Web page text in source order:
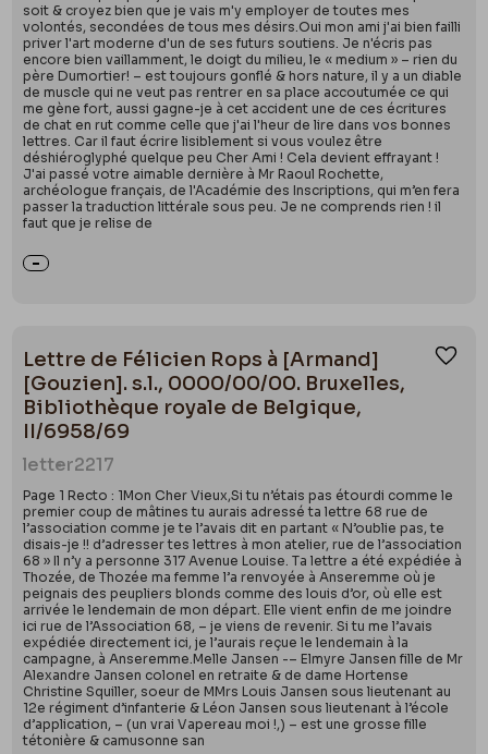
soit & croyez bien que je vais m'y employer de toutes mes
volontés, secondées de tous mes désirs.Oui mon ami j'ai bien failli
priver l'art moderne d'un de ses futurs soutiens. Je n'écris pas
encore bien vaillamment, le doigt du milieu, le « medium » – rien du
père Dumortier! – est toujours gonflé & hors nature, il y a un diable
de muscle qui ne veut pas rentrer en sa place accoutumée ce qui
me gène fort, aussi gagne-je à cet accident une de ces écritures
de chat en rut comme celle que j'ai l'heur de lire dans vos bonnes
lettres. Car il faut écrire lisiblement si vous voulez être
déshiéroglyphé quelque peu Cher Ami ! Cela devient effrayant !
J'ai passé votre aimable dernière à Mr Raoul Rochette,
archéologue français, de l'Académie des Inscriptions, qui m’en fera
passer la traduction littérale sous peu. Je ne comprends rien ! il
faut que je relise de
Lettre de Félicien Rops à [Armand]
[Gouzien]. s.l., 0000/00/00. Bruxelles,
Bibliothèque royale de Belgique,
II/6958/69
letter2217
Page 1 Recto : 1Mon Cher Vieux,Si tu n’étais pas étourdi comme le
premier coup de mâtines tu aurais adressé ta lettre 68 rue de
l’association comme je te l’avais dit en partant « N’oublie pas, te
disais-je !! d’adresser tes lettres à mon atelier, rue de l’association
68 » Il n’y a personne 317 Avenue Louise. Ta lettre a été expédiée à
Thozée, de Thozée ma femme l’a renvoyée à Anseremme où je
peignais des peupliers blonds comme des louis d’or, où elle est
arrivée le lendemain de mon départ. Elle vient enfin de me joindre
ici rue de l’Association 68, – je viens de revenir. Si tu me l’avais
expédiée directement ici, je l’aurais reçue le lendemain à la
campagne, à Anseremme.Melle Jansen -– Elmyre Jansen fille de Mr
Alexandre Jansen colonel en retraite & de dame Hortense
Christine Squiller, soeur de MMrs Louis Jansen sous lieutenant au
12e régiment d’infanterie & Léon Jansen sous lieutenant à l’école
d’application, – (un vrai Vapereau moi !,) – est une grosse fille
tétonière & camusonne san